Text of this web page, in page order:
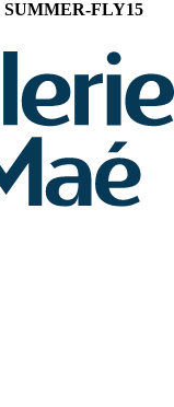
SUMMER-FLY15